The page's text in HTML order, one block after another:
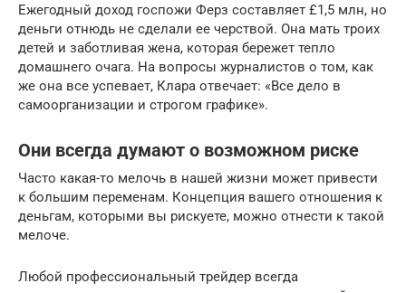
Ежегодный доход госпожи Ферз составляет £1,5 млн, но
деньги отнюдь не сделали ее черствой. Она мать троих
детей и заботливая жена, которая бережет тепло
домашнего очага. На вопросы журналистов о том, как
же она все успевает, Клара отвечает: «Все дело в
самоорганизации и строгом графике».
Они всегда думают о возможном риске
Часто какая-то мелочь в нашей жизни может привести
к большим переменам. Концепция вашего отношения к
деньгам, которыми вы рискуете, можно отнести к такой
мелоче.
Любой профессиональный трейдер всегда